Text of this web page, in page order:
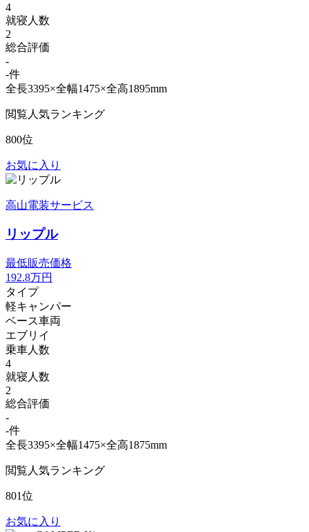
4
就寝人数
2
総合評価
-
-件
全長3395×全幅1475×全高1895mm
閲覧人気ランキング
800位
お気に入り
高山電装サービス
リップル
最低販売価格
192.8万円
タイプ
軽キャンパー
ベース車両
エブリイ
乗車人数
4
就寝人数
2
総合評価
-
-件
全長3395×全幅1475×全高1875mm
閲覧人気ランキング
801位
お気に入り